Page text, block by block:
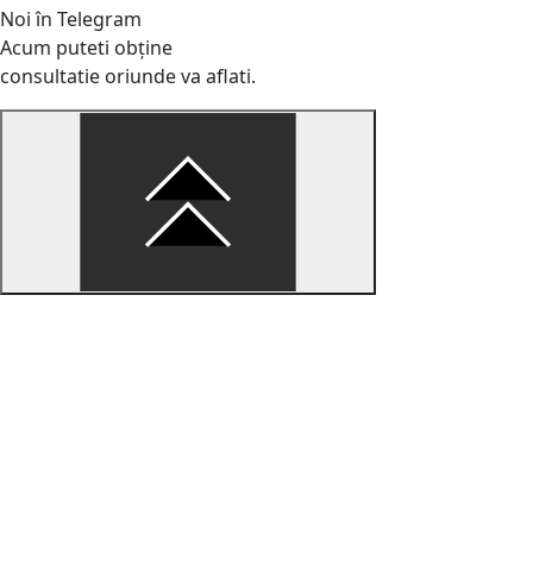
Noi în Telegram
Acum puteti obține
consultatie oriunde va aflati.